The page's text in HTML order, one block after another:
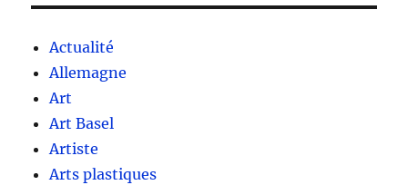
Actualité
Allemagne
Art
Art Basel
Artiste
Arts plastiques